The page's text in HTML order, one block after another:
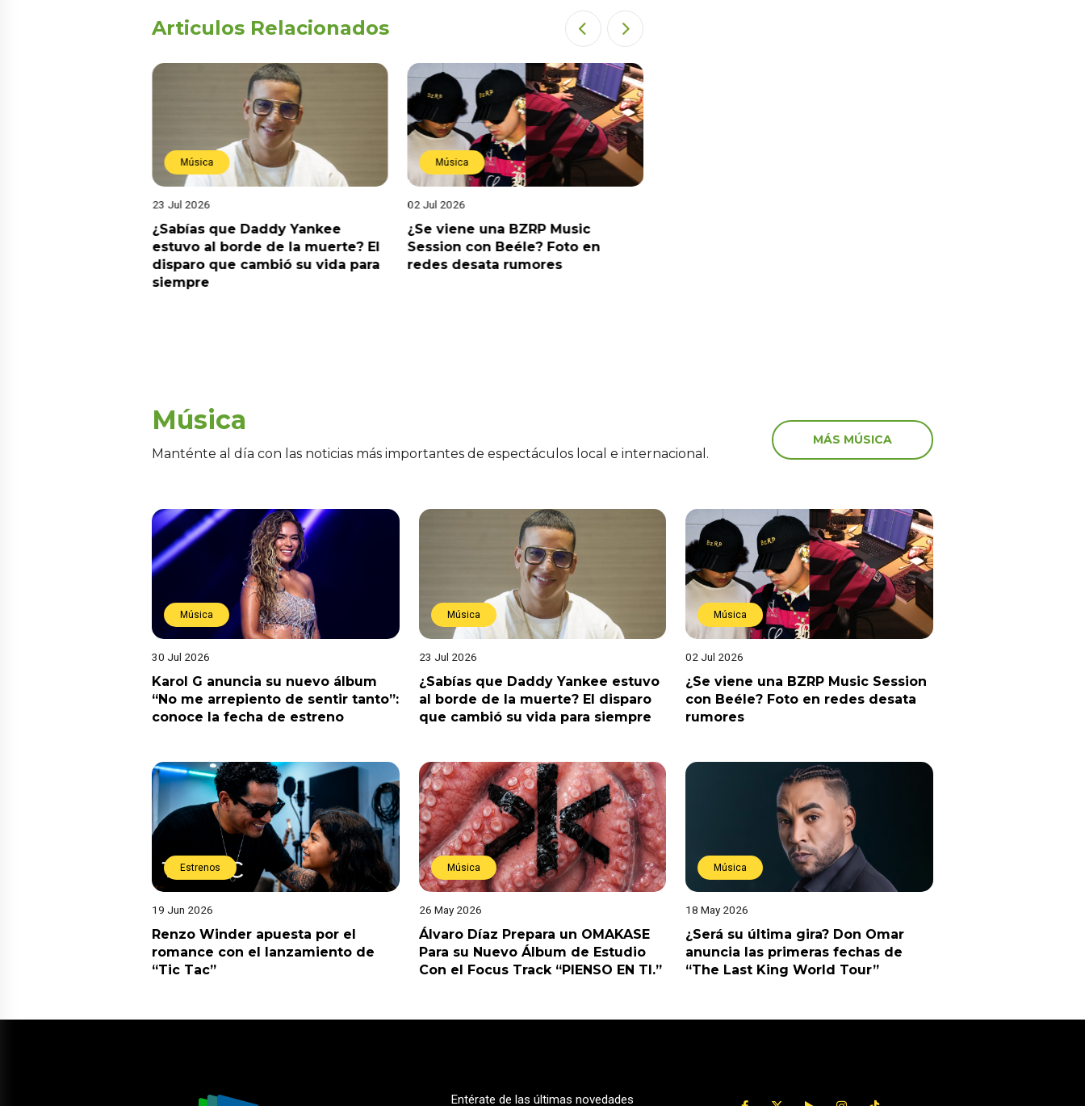
Articulos Relacionados
Música
23 Jul 2026
¿Sabías que Daddy Yankee
estuvo al borde de la muerte? El
disparo que cambió su vida para
siempre
Música
02 Jul 2026
¿Se viene una BZRP Music
Session con Beéle? Foto en
redes desata rumores
Música
Manténte al día con las noticias más importantes de espectáculos local e internacional.
MÁS MÚSICA
Música
30 Jul 2026
Karol G anuncia su nuevo álbum
“No me arrepiento de sentir tanto”:
conoce la fecha de estreno
Música
23 Jul 2026
¿Sabías que Daddy Yankee estuvo
al borde de la muerte? El disparo
que cambió su vida para siempre
Música
02 Jul 2026
¿Se viene una BZRP Music Session
con Beéle? Foto en redes desata
rumores
Estrenos
19 Jun 2026
Renzo Winder apuesta por el
romance con el lanzamiento de
“Tic Tac”
Música
26 May 2026
Álvaro Díaz Prepara un OMAKASE
Para su Nuevo Álbum de Estudio
Con el Focus Track “PIENSO EN TI.”
Música
18 May 2026
¿Será su última gira? Don Omar
anuncia las primeras fechas de
“The Last King World Tour”
Entérate de las últimas novedades